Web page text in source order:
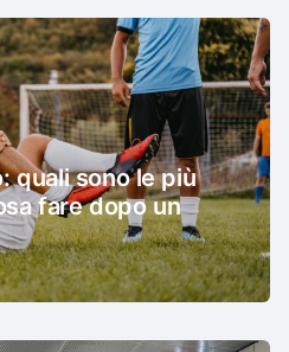
quali sono le più
fare dopo un